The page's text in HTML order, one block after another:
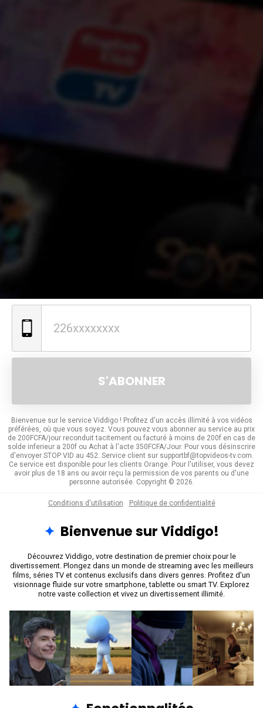
S'ABONNER
Bienvenue sur le service Viddigo ! Profitez d'un accès illimité à vos vidéos
préférées, où que vous soyez. Vous pouvez vous abonner au service au prix
de 200FCFA/jour reconduit tacitement ou facturé à moins de 200f en cas de
solde inferieur a 200f ou Achat à l'acte 350FCFA/Jour. Pour vous désinscrire
d'envoyer STOP VID au 452. Service client sur supportbf@topvideos-tv.com.
Ce service est disponible pour les clients Orange. Pour l'utiliser, vous devez
avoir plus de 18 ans ou avoir reçu la permission de vos parents ou d'une
personne autorisée. Copyright © 2026.
Conditions d'utilisation Politique de confidentialité
Bienvenue sur Viddigo!
Découvrez Viddigo, votre destination de premier choix pour le
divertissement. Plongez dans un monde de streaming avec les meilleurs
films, séries TV et contenus exclusifs dans divers genres. Profitez d'un
visionnage fluide sur votre smartphone, tablette ou smart TV. Explorez
notre vaste collection et vivez un divertissement illimité.